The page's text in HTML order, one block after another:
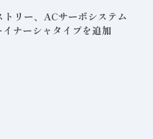
リー、ACサーボシステム
ナーシャタイプを追加